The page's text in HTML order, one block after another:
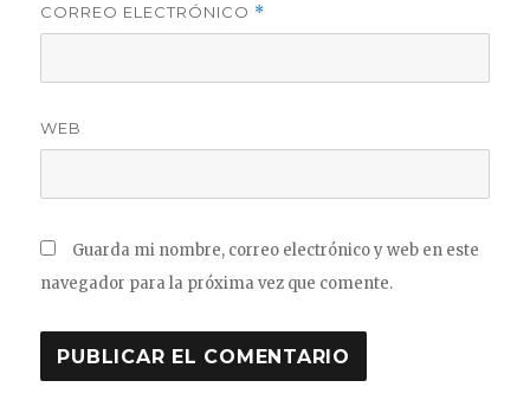
CORREO ELECTRÓNICO *
WEB
Guarda mi nombre, correo electrónico y web en este
navegador para la próxima vez que comente.